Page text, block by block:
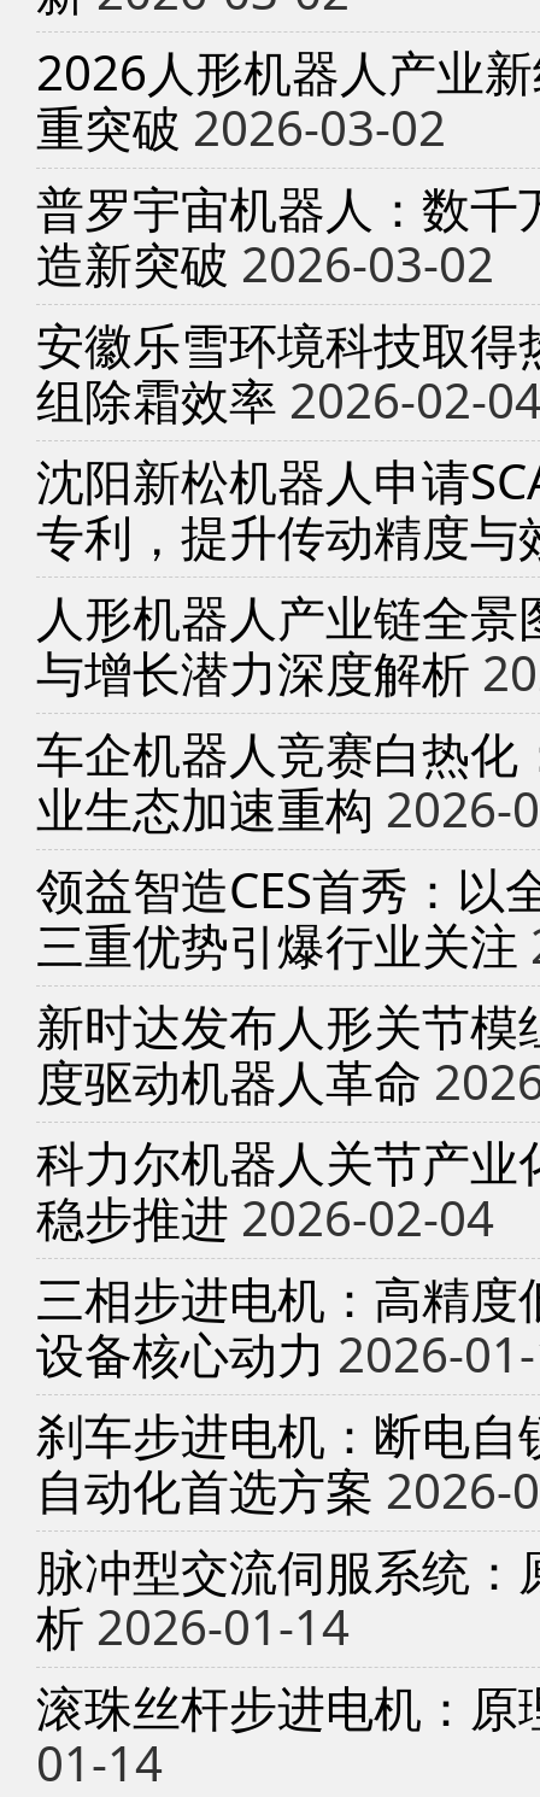
2026人形机器人产业
重突破 2026-03-02
普罗宇宙机器人：数
造新突破 2026-03-02
安徽乐雪环境科技取
组除霜效率 2026-02-
沈阳新松机器人申请
专利，提升传动精度与
人形机器人产业链全
与增长潜力深度解析
车企机器人竞赛白热
业生态加速重构 2026-
领益智造CES首秀：以
三重优势引爆行业关注
新时达发布人形关节
度驱动机器人革命
科力尔机器人关节产
稳步推进 2026-02-04
三相步进电机：高精
设备核心动力 2026-
刹车步进电机：断电
自动化首选方案 2026-
脉冲型交流伺服系统
析 2026-01-14
滚珠丝杆步进电机：
01-14